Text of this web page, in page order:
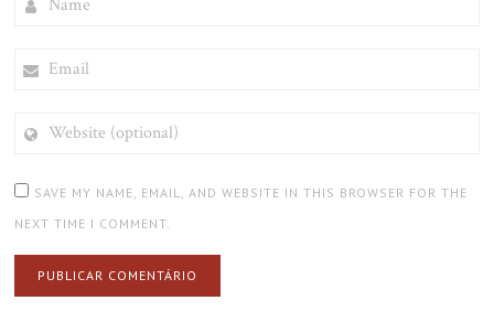
(OPTIONAL)
SAVE MY NAME, EMAIL, AND WEBSITE IN THIS BROWSER FOR THE
NEXT TIME I COMMENT.